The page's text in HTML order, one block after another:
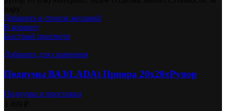
Добавить в список желаний
В корзину
Быстрый просмотр
Добавить для сравнения
Подиумы ВАЗ(LADA) Приора 20х20хРупор
Подиумы и проставки